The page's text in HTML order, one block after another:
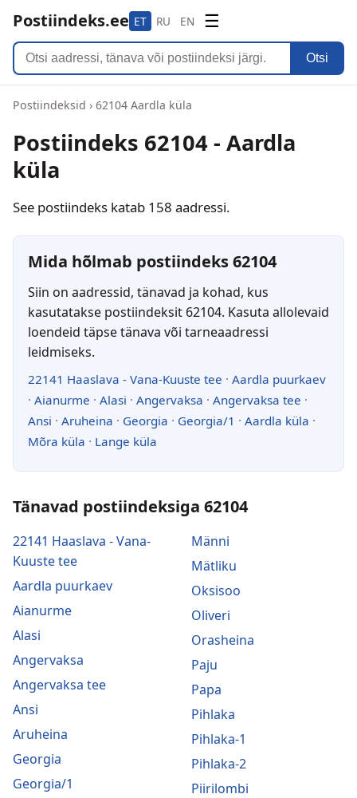
Postiindeks.ee ET RU EN ☰
Otsi
Postiindeksid › 62104 Aardla küla
Postiindeks 62104 - Aardla
küla
See postiindeks katab 158 aadressi.
Mida hõlmab postiindeks 62104
Siin on aadressid, tänavad ja kohad, kus
kasutatakse postiindeksit 62104. Kasuta allolevaid
loendeid täpse tänava või tarneaadressi
leidmiseks.
22141 Haaslava - Vana-Kuuste tee · Aardla puurkaev
· Aianurme · Alasi · Angervaksa · Angervaksa tee ·
Ansi · Aruheina · Georgia · Georgia/1 · Aardla küla ·
Mõra küla · Lange küla
Tänavad postiindeksiga 62104
22141 Haaslava - Vana-
Kuuste tee
Aardla puurkaev
Aianurme
Alasi
Angervaksa
Angervaksa tee
Ansi
Aruheina
Georgia
Georgia/1
Männi
Mätliku
Oksisoo
Oliveri
Orasheina
Paju
Papa
Pihlaka
Pihlaka-1
Pihlaka-2
Piirilombi